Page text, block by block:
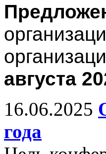
августа
16.06.2025
года